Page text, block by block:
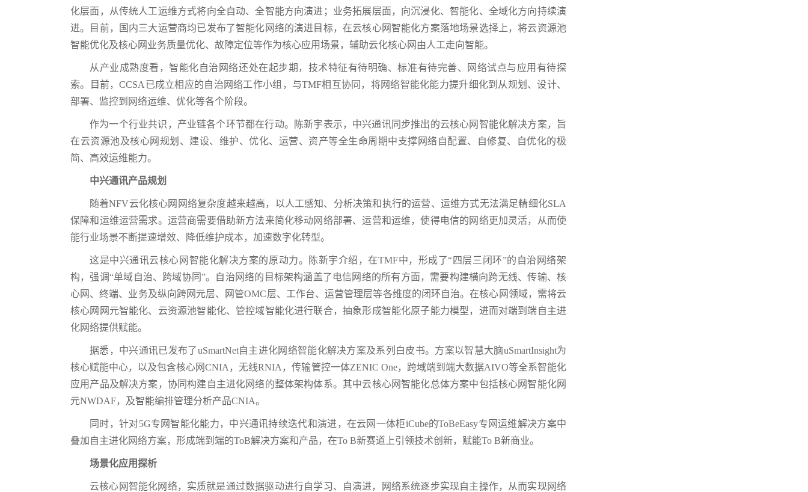
化层面，从传统人工运维方式将向全自动、全智能方向演进；业务拓展层面，向沉浸化、智能化、全域化方向持续演
进。目前，国内三大运营商均已发布了智能化网络的演进目标，在云核心网智能化方案落地场景选择上，将云资源池
智能优化及核心网业务质量优化、故障定位等作为核心应用场景，辅助云化核心网由人工走向智能。
从产业成熟度看，智能化自治网络还处在起步期，技术特征有待明确、标准有待完善、网络试点与应用有待探
索。目前，CCSA已成立相应的自治网络工作小组，与TMF相互协同，将网络智能化能力提升细化到从规划、设计、
部署、监控到网络运维、优化等各个阶段。
作为一个行业共识，产业链各个环节都在行动。陈新宇表示，中兴通讯同步推出的云核心网智能化解决方案，旨
在云资源池及核心网规划、建设、维护、优化、运营、资产等全生命周期中支撑网络自配置、自修复、自优化的极
简、高效运维能力。
中兴通讯产品规划
随着NFV云化核心网网络复杂度越来越高，以人工感知、分析决策和执行的运营、运维方式无法满足精细化SLA
保障和运维运营需求。运营商需要借助新方法来简化移动网络部署、运营和运维，使得电信的网络更加灵活，从而使
能行业场景不断提速增效、降低维护成本，加速数字化转型。
这是中兴通讯云核心网智能化解决方案的原动力。陈新宇介绍，在TMF中，形成了“四层三闭环”的自治网络架
构，强调“单域自治、跨域协同”。自治网络的目标架构涵盖了电信网络的所有方面，需要构建横向跨无线、传输、核
心网、终端、业务及纵向跨网元层、网管OMC层、工作台、运营管理层等各维度的闭环自治。在核心网领域，需将云
核心网网元智能化、云资源池智能化、管控域智能化进行联合，抽象形成智能化原子能力模型，进而对端到端自主进
化网络提供赋能。
据悉，中兴通讯已发布了uSmartNet自主进化网络智能化解决方案及系列白皮书。方案以智慧大脑uSmartInsight为
核心赋能中心，以及包含核心网CNIA，无线RNIA，传输管控一体ZENIC One，跨域端到端大数据AIVO等全系智能化
应用产品及解决方案，协同构建自主进化网络的整体架构体系。其中云核心网智能化总体方案中包括核心网智能化网
元NWDAF，及智能编排管理分析产品CNIA。
同时，针对5G专网智能化能力，中兴通讯持续迭代和演进，在云网一体柜iCube的ToBeEasy专网运维解决方案中
叠加自主进化网络方案，形成端到端的ToB解决方案和产品，在To B新赛道上引领技术创新，赋能To B新商业。
场景化应用探析
云核心网智能化网络，实质就是通过数据驱动进行自学习、自演进，网络系统逐步实现自主操作，从而实现网络